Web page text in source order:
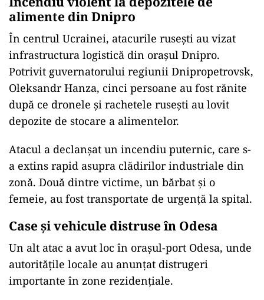
alimente din Dnipro
În centrul Ucrainei, atacurile rusești au vizat
infrastructura logistică din orașul Dnipro.
Potrivit guvernatorului regiunii Dnipropetrovsk,
Oleksandr Hanza, cinci persoane au fost rănite
după ce dronele și rachetele rusești au lovit
depozite de stocare a alimentelor.
Atacul a declanșat un incendiu puternic, care s-
a extins rapid asupra clădirilor industriale din
zonă. Două dintre victime, un bărbat și o
femeie, au fost transportate de urgență la spital.
Case și vehicule distruse în Odesa
Un alt atac a avut loc în orașul-port Odesa, unde
autoritățile locale au anunțat distrugeri
importante în zone rezidențiale.